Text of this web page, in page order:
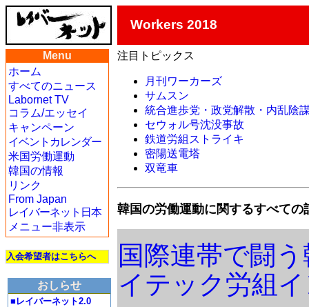
Workers 2018
Menu
ホーム
すべてのニュース
Labornet TV
コラム/エッセイ
キャンペーン
イベントカレンダー
米国労働運動
韓国の情報
リンク
From Japan
レイバーネット日本
メニュー非表示
入会希望者はこちらへ
おしらせ
■レイバーネット2.0
注目トピックス
月刊ワーカーズ
サムスン
統合進歩党・政党解散・内乱陰
セウォル号沈没事故
鉄道労組ストライキ
密陽送電塔
双竜車
韓国の労働運動に関するすべての
国際連帯で闘
イテック労組